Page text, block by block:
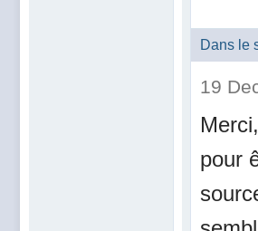
Dans le
19
pour